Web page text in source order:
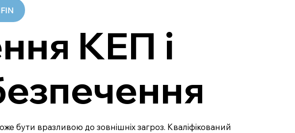
КЕП і
бути вразливою до зовнішніх загроз. Кваліфікований